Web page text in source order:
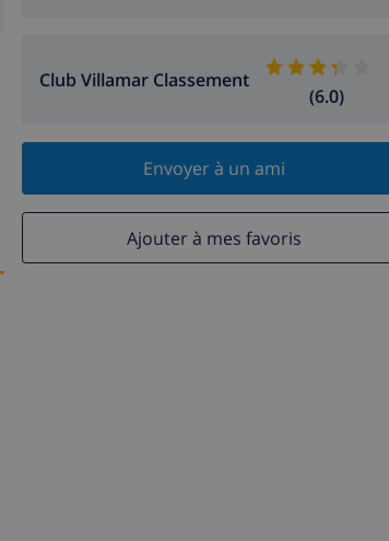
Club Villamar Classement
(6.0)
Envoyer à un ami
Ajouter à mes favoris